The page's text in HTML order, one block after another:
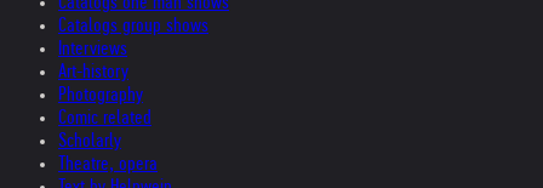
Catalogs group shows
Interviews
Art-history
Photography
Comic related
Scholarly
Theatre, opera